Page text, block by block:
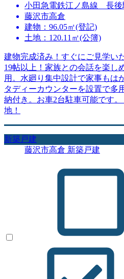
小田急電鉄江ノ島線 長後
藤沢市高倉
建物：96.05㎡(登記)
土地：120.11㎡(公簿)
建物完成済み！すぐにご見学い
19帖以上！家族との会話を楽し
用。水廻り集中設計で家事もは
タディーカウンターを設置で多
納付き。お車2台駐車可能です
地！
新築戸建
藤沢市高倉 新築戸建